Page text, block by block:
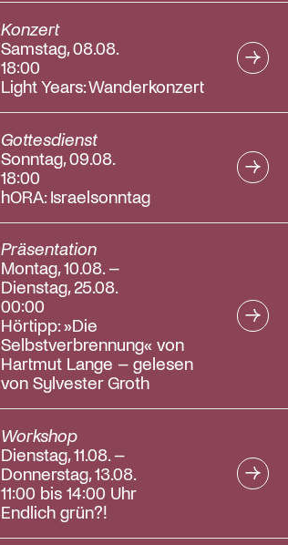
Bildunterschrift ein/
Konzert
Samstag, 08.08.
18:00
Light Years: Wanderkonzert
Gottesdienst
Sonntag, 09.08.
18:00
hORA: Israelsonntag
Präsentation
Montag, 10.08. –
Dienstag, 25.08.
00:00
Hörtipp: »Die
Selbstverbrennung« von
Hartmut Lange – gelesen
von Sylvester Groth
Workshop
Dienstag, 11.08. –
Donnerstag, 13.08.
11:00 bis 14:00 Uhr
Endlich grün?!